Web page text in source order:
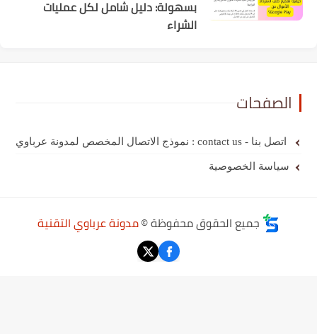
بسهولة: دليل شامل لكل عمليات
الشراء
الصفحات
اتصل بنا - contact us : نموذج الاتصال المخصص لمدونة عرباوي
سياسة الخصوصية
جميع الحقوق محفوظة ©مدونة عرباوي التقنية